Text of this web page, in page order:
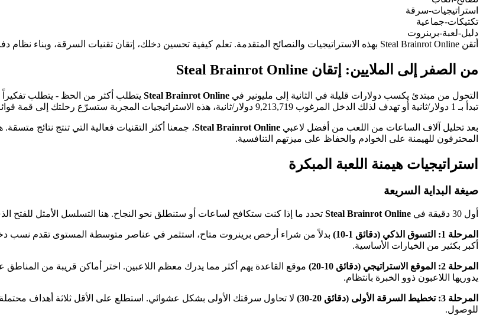
استراتيجيات-سرقة
تكتيكات-جماعية
دليل-لعبة-برينروت
أتقن Steal Brainrot Online بهذه الاستراتيجيات والنصائح المتقدمة. تعلم كيفية تحسين دخلك، إتقان تقنيات السرقة، وبناء نظام دفاع لا يُقهر.
من الصفر إلى الملايين: إتقان Steal Brainrot Online
التحول من مبتدئ يكسب دولارات قليلة في الثانية إلى مليونير في Steal Brainrot Online يتطلب أكثر من الحظ - يتطلب تفكيراً
تبدأ بـ 1 دولار/ثانية أو تهدف لذلك الدخل المرغوب 9,213,719 دولار/ثانية، هذه الاستراتيجيات المجربة ستسرّع رحلتك إلى قمة قوائم المتصدرين.
بعد تحليل آلاف الساعات من اللعب من أفضل لاعبي Steal Brainrot Online، جمعنا أكثر التقنيات فعالية التي تنتج نتائج
المحترفون للهيمنة على الخوادم والحفاظ على ميزتهم التنافسية.
استراتيجيات هيمنة اللعبة المبكرة
صيغة البداية السريعة
أول 30 دقيقة في Steal Brainrot Online تحدد ما إذا كنت ستكافح لساعات أو ستنطلق نحو النجاح. هنا التسلسل الأمثل للفتح
المرحلة 1: التسوق الذكي (دقائق 1-10)
أكبر بكثير من الخيارات الأساسية.
المرحلة 2: الموقع الاستراتيجي (دقائق 10-20)
موقع القاعدة يهم أكثر مما يدرك معظم اللاعبين. اختر أماكن قريبة من
يدوريها اللاعبون ذوو الخبرة بانتظام.
المرحلة 3: تخطيط السرقة الأولى (دقائق 20-30)
لا تحاول سرقتك الأولى بشكل عشوائي. استطلع على الأقل ثلاثة أهداف محتملة،
للوصول.